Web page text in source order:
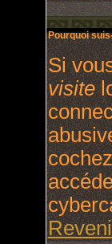
Pourquoi
Si
visite